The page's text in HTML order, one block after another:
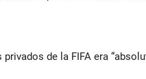
de la FIFA era